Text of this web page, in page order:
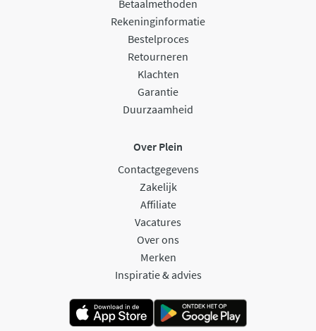
Betaalmethoden
Rekeninginformatie
Bestelproces
Retourneren
Klachten
Garantie
Duurzaamheid
Over Plein
Contactgegevens
Zakelijk
Affiliate
Vacatures
Over ons
Merken
Inspiratie & advies